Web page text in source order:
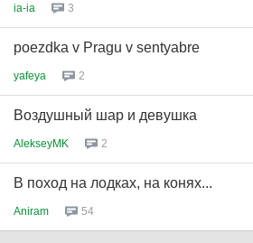
ia-ia 3
poezdka v Pragu v sentyabre
yafeya 2
Воздушный шар и девушка
AlekseyMK 2
В поход на лодках, на конях...
Aniram 54